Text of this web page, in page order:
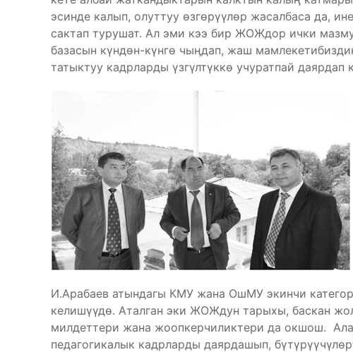
эсинде калып, олуттуу өзгөрүүлөр жасалбаса да,
сактап турушат. Ал эми кээ бир ЖОЖдор ички
базасын күндөн-күнгө чыӊдап, жаш
татыктуу кадрларды үзгүлтүккө учуратпай даярдап
И.Арабаев атындагы КМУ жана ОшМУ экинчи
келишүүдө. Аталган эки ЖОЖдун тарыхы, баскан
милдеттери жана жоопкерчиликтери да окшош.
педагогикалык кадрларды даярдашып,